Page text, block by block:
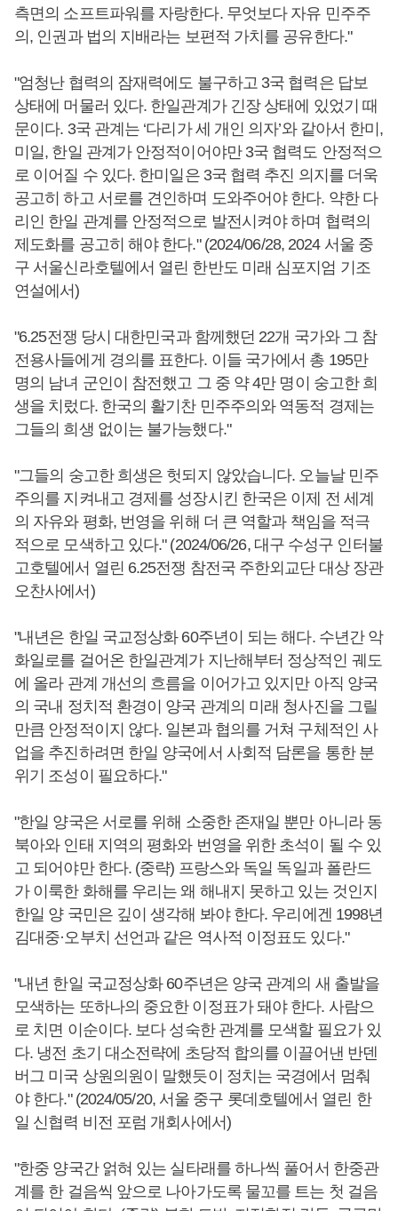
측면의 소프트파워를 자랑한다. 무엇보다 자유 민주주
의, 인권과 법의 지배라는 보편적 가치를 공유한다."
"엄청난 협력의 잠재력에도 불구하고 3국 협력은 답보
상태에 머물러 있다. 한일관계가 긴장 상태에 있었기 때
문이다. 3국 관계는 ‘다리가 세 개인 의자’와 같아서 한미,
미일, 한일 관계가 안정적이어야만 3국 협력도 안정적으
로 이어질 수 있다. 한미일은 3국 협력 추진 의지를 더욱
공고히 하고 서로를 견인하며 도와주어야 한다. 약한 다
리인 한일 관계를 안정적으로 발전시켜야 하며 협력의
제도화를 공고히 해야 한다." (2024/06/28, 2024 서울 중
구 서울신라호텔에서 열린 한반도 미래 심포지엄 기조
연설에서)
"6.25전쟁 당시 대한민국과 함께했던 22개 국가와 그 참
전용사들에게 경의를 표한다. 이들 국가에서 총 195만
명의 남녀 군인이 참전했고 그 중 약 4만 명이 숭고한 희
생을 치렀다. 한국의 활기찬 민주주의와 역동적 경제는
그들의 희생 없이는 불가능했다."
"그들의 숭고한 희생은 헛되지 않았습니다. 오늘날 민주
주의를 지켜내고 경제를 성장시킨 한국은 이제 전 세계
의 자유와 평화, 번영을 위해 더 큰 역할과 책임을 적극
적으로 모색하고 있다." (2024/06/26, 대구 수성구 인터불
고호텔에서 열린 6.25전쟁 참전국 주한외교단 대상 장관
오찬사에서)
"내년은 한일 국교정상화 60주년이 되는 해다. 수년간 악
화일로를 걸어온 한일관계가 지난해부터 정상적인 궤도
에 올라 관계 개선의 흐름을 이어가고 있지만 아직 양국
의 국내 정치적 환경이 양국 관계의 미래 청사진을 그릴
만큼 안정적이지 않다. 일본과 협의를 거쳐 구체적인 사
업을 추진하려면 한일 양국에서 사회적 담론을 통한 분
위기 조성이 필요하다."
"한일 양국은 서로를 위해 소중한 존재일 뿐만 아니라 동
북아와 인태 지역의 평화와 번영을 위한 초석이 될 수 있
고 되어야만 한다. (중략) 프랑스와 독일 독일과 폴란드
가 이룩한 화해를 우리는 왜 해내지 못하고 있는 것인지
한일 양 국민은 깊이 생각해 봐야 한다. 우리에겐 1998년
김대중·오부치 선언과 같은 역사적 이정표도 있다."
"내년 한일 국교정상화 60주년은 양국 관계의 새 출발을
모색하는 또하나의 중요한 이정표가 돼야 한다. 사람으
로 치면 이순이다. 보다 성숙한 관계를 모색할 필요가 있
다. 냉전 초기 대소전략에 초당적 합의를 이끌어낸 반덴
버그 미국 상원의원이 말했듯이 정치는 국경에서 멈춰
야 한다." (2024/05/20, 서울 중구 롯데호텔에서 열린 한
일 신협력 비전 포럼 개회사에서)
"한중 양국간 얽혀 있는 실타래를 하나씩 풀어서 한중관
계를 한 걸음씩 앞으로 나아가도록 물꼬를 트는 첫 걸음